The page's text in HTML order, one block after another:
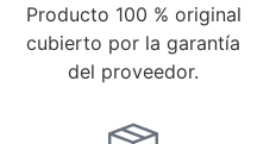
Producto 100 % original
cubierto por la garantía
del proveedor.